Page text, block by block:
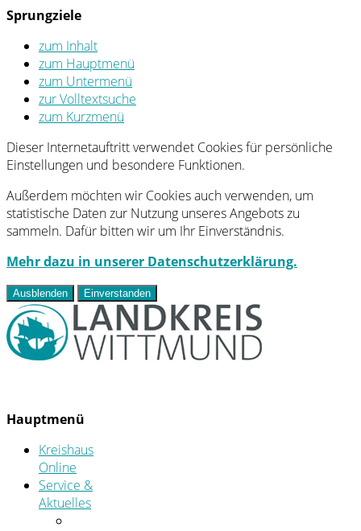
Sprungziele
zum Inhalt
zum Hauptmenü
zum Untermenü
zur Volltextsuche
zum Kurzmenü
Dieser Internetauftritt verwendet Cookies für persönliche
Einstellungen und besondere Funktionen.
Außerdem möchten wir Cookies auch verwenden, um
statistische Daten zur Nutzung unseres Angebots zu
sammeln. Dafür bitten wir um Ihr Einverständnis.
Mehr dazu in unserer Datenschutzerklärung.
Ausblenden Einverstanden
Hauptmenü
Kreishaus
Online
Service &
Aktuelles